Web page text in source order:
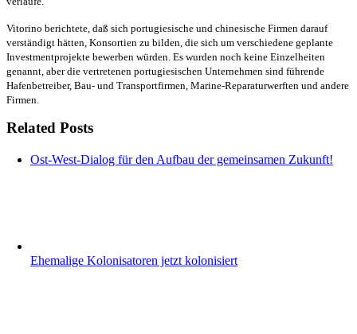
Vitorino berichtete, daß sich portugiesische und chinesische Firmen darauf
verständigt hätten, Konsortien zu bilden, die sich um verschiedene geplante
Investmentprojekte bewerben würden. Es wurden noch keine Einzelheiten
genannt, aber die vertretenen portugiesischen Unternehmen sind führende
Hafenbetreiber, Bau- und Transportfirmen, Marine-Reparaturwerften und andere
Firmen.
Related Posts
Ost-West-Dialog für den Aufbau der gemeinsamen Zukunft!
Ehemalige Kolonisatoren jetzt kolonisiert